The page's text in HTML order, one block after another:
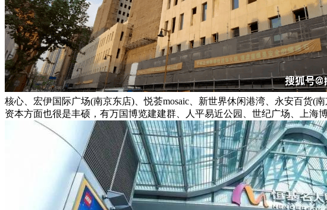
核心、宏伊国际广场(南京东店)、悦荟mosaic、新世界休闲港湾、永安百货
资本方面也很是丰硕，有万国博览建建群、人平易近公园、世纪广场、上海